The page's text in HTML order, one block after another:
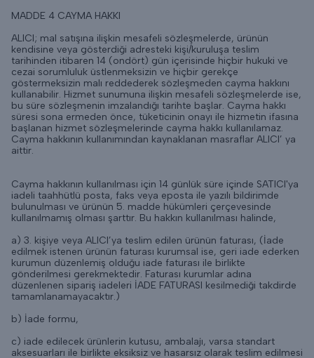
MADDE 4 CAYMA HAKKI
ALICI; mal satışına ilişkin mesafeli sözleşmelerde, ürünün
kendisine veya gösterdiği adresteki kişi/kuruluşa teslim
tarihinden itibaren 14 (ondört) gün içerisinde hiçbir hukuki ve
cezai sorumluluk üstlenmeksizin ve hiçbir gerekçe
göstermeksizin malı reddederek sözleşmeden cayma hakkını
kullanabilir. Hizmet sunumuna ilişkin mesafeli sözleşmelerde ise,
bu süre sözleşmenin imzalandığı tarihte başlar. Cayma hakkı
süresi sona ermeden önce, tüketicinin onayı ile hizmetin ifasına
başlanan hizmet sözleşmelerinde cayma hakkı kullanılamaz.
Cayma hakkının kullanımından kaynaklanan masraflar ALICI’ ya
aittir.
Cayma hakkının kullanılması için 14 günlük süre içinde SATICI'ya
iadeli taahhütlü posta, faks veya eposta ile yazılı bildirimde
bulunulması ve ürünün 5. madde hükümleri çerçevesinde
kullanılmamış olması şarttır. Bu hakkın kullanılması halinde,
a) 3. kişiye veya ALICI’ya teslim edilen ürünün faturası, (İade
edilmek istenen ürünün faturası kurumsal ise, geri iade ederken
kurumun düzenlemiş olduğu iade faturası ile birlikte
gönderilmesi gerekmektedir. Faturası kurumlar adına
düzenlenen sipariş iadeleri İADE FATURASI kesilmediği takdirde
tamamlanamayacaktır.)
b) İade formu,
c) iade edilecek ürünlerin kutusu, ambalajı, varsa standart
aksesuarları ile birlikte eksiksiz ve hasarsız olarak teslim edilmesi